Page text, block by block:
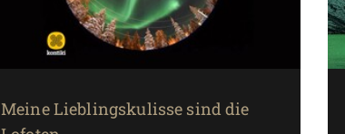
Meine Lieblingskulisse sind die